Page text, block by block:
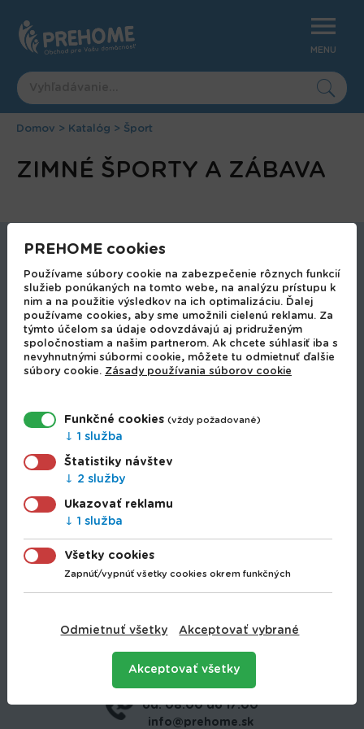
navigation
MENU
sa
Domov > Katalóg > Šport
to
ZIMNÉ ŠPORTY A ZÁBAVA
Bytové doplnky
Bytové doplnky a dekorácie
Bytový textil a pohodlné oblečenie
Domáce potreby
Domáci majster
Drogéria
Rybolov
Dodanie tovaru
Používanie cookies
+421 907 745 034
od: 08:00 do 17:00
info@prehome.sk
PREHOME cookies
Používame súbory cookie na zabezpečenie rôznych funkcií
služieb ponúkaných na tomto webe, na analýzu prístupu k
nim a na použitie výsledkov na ich optimalizáciu. Ďalej
používame cookies, aby sme umožnili cielenú reklamu. Za
týmto účelom sa údaje odovzdávajú aj pridruženým
spoločnostiam a našim partnerom. Ak chcete súhlasiť iba s
nevyhnutnými súbormi cookie, môžete tu odmietnuť ďalšie
súbory cookie. Zásady používania súborov cookie
Funkčné cookies (vždy požadované)
1 služba
Štatistiky návštev
2 služby
Ukazovať reklamu
1 služba
Všetky cookies
Zapnúť/vypnúť všetky cookies okrem funkčných
Odmietnuť všetky Akceptovať vybrané
Akceptovať všetky